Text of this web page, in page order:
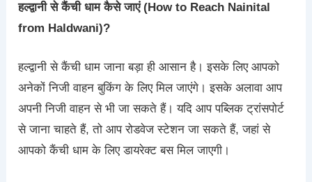
हल्द्वानी से कैंची धाम कैसे जाएं (How to Reach Nainital
from Haldwani)?
हल्द्वानी से कैंची धाम जाना बड़ा ही आसान है। इसके लिए आपको
अनेकों निजी वाहन बुकिंग के लिए मिल जाएंगे। इसके अलावा आप
अपनी निजी वाहन से भी जा सकते हैं। यदि आप पब्लिक ट्रांसपोर्ट
से जाना चाहते हैं, तो आप रोडवेज स्टेशन जा सकते हैं, जहां से
आपको कैंची धाम के लिए डायरेक्ट बस मिल जाएगी।